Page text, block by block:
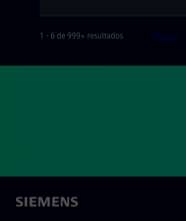
1 - 6 de 999+ resultados Próx >>